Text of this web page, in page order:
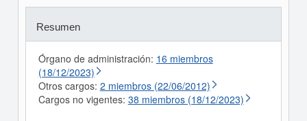
Resumen
Órgano de administración: 16 miembros
(18/12/2023)
Otros cargos: 2 miembros (22/06/2012)
Cargos no vigentes: 38 miembros (18/12/2023)